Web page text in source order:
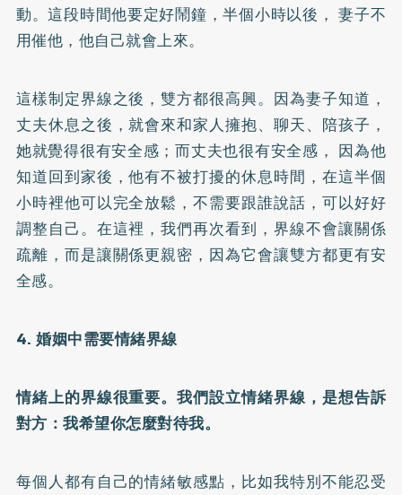
動。這段時間他要定好鬧鐘，半個小時以後， 妻子不
用催他，他自己就會上來。
這樣制定界線之後，雙方都很高興。因為妻子知道，
丈夫休息之後，就會來和家人擁抱、聊天、陪孩子，
她就覺得很有安全感；而丈夫也很有安全感， 因為他
知道回到家後，他有不被打擾的休息時間，在這半個
小時裡他可以完全放鬆，不需要跟誰說話，可以好好
調整自己。在這裡，我們再次看到，界線不會讓關係
疏離，而是讓關係更親密，因為它會讓雙方都更有安
全感。
4. 婚姻中需要情緒界線
情緒上的界線很重要。我們設立情緒界線，是想告訴
對方：我希望你怎麼對待我。
每個人都有自己的情緒敏感點，比如我特別不能忍受